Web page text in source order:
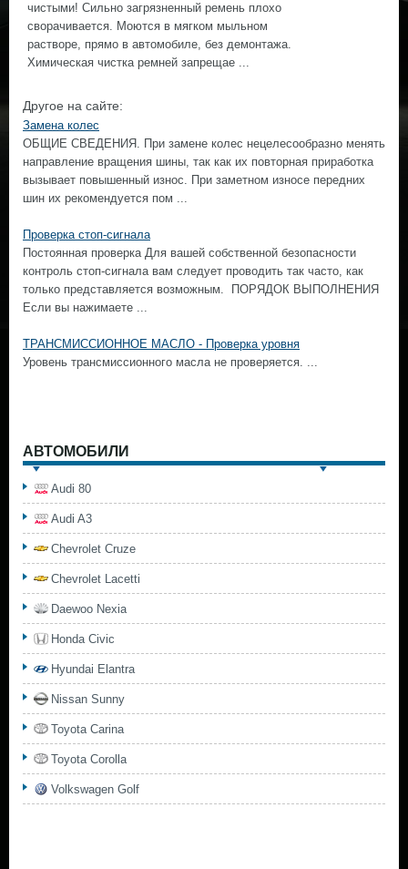
чистыми! Сильно загрязненный ремень плохо
сворачивается. Моются в мягком мыльном
растворе, прямо в автомобиле, без демонтажа.
Химическая чистка ремней запрещае ...
Другое на сайте:
Замена колес
ОБЩИЕ СВЕДЕНИЯ. При замене колес нецелесообразно менять
направление вращения шины, так как их повторная приработка
вызывает повышенный износ. При заметном износе передних
шин их рекомендуется пом ...
Проверка стоп-сигнала
Постоянная проверка Для вашей собственной безопасности
контроль стоп-сигнала вам следует проводить так часто, как
только представляется возможным. ПОРЯДОК ВЫПОЛНЕНИЯ
Если вы нажимаете ...
ТРАНСМИССИОННОЕ МАСЛО - Проверка уровня
Уровень трансмиссионного масла не проверяется. ...
АВТОМОБИЛИ
Audi 80
Audi A3
Chevrolet Cruze
Chevrolet Lacetti
Daewoo Nexia
Honda Civic
Hyundai Elantra
Nissan Sunny
Toyota Carina
Toyota Corolla
Volkswagen Golf